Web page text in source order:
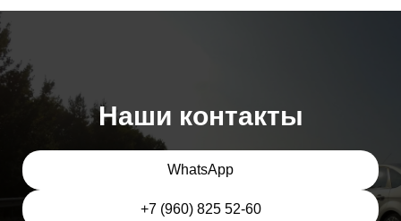
Наши контакты
WhatsApp
+7 (960) 825 52-60